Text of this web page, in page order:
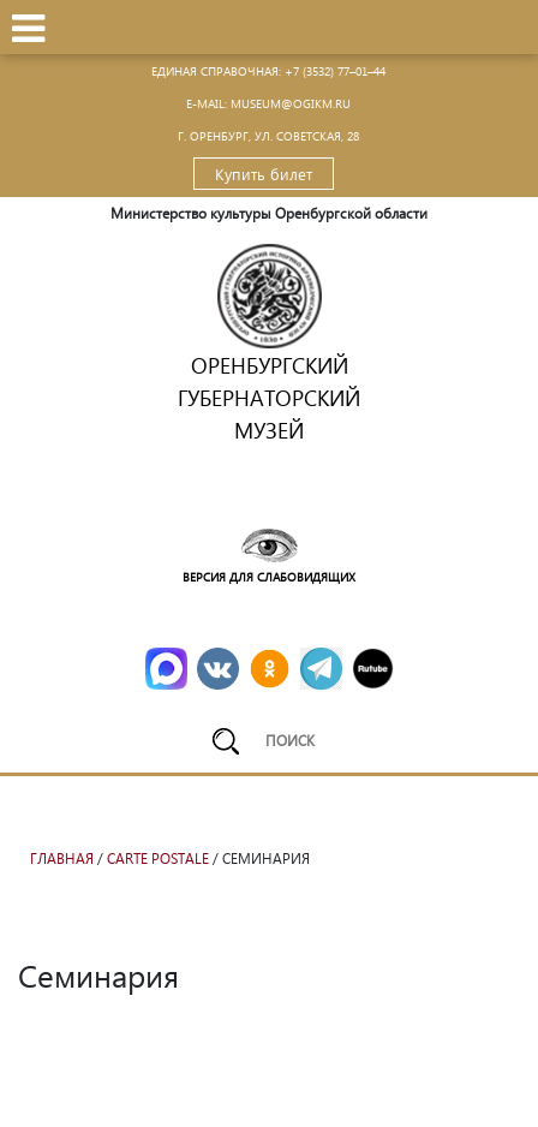
ЕДИНАЯ СПРАВОЧНАЯ: +7 (3532) 77–01–44
Е-MAIL: MUSEUM@OGIKM.RU
Г. ОРЕНБУРГ, УЛ. СОВЕТСКАЯ, 28
Купить билет
Министерство культуры Оренбургской области
ОРЕНБУРГСКИЙ
ГУБЕРНАТОРСКИЙ
МУЗЕЙ
ВЕРСИЯ ДЛЯ СЛАБОВИДЯЩИХ
ГЛАВНАЯ / CARTE POSTALE / СЕМИНАРИЯ
Семинария